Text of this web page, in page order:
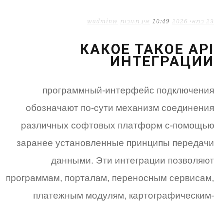
29 במאי 2026 10:49 אין תגובות wadminw
КАКОЕ ТАКОЕ API
ИНТЕГРАЦИИ
программный-интерфейс подключения
обозначают по-сути механизм соединения
различных софтовых платформ с-помощью
заранее установленные принципы передачи
данными. Эти интеграции позволяют
программам, порталам, переносным сервисам,
платежным модулям, картографическим-